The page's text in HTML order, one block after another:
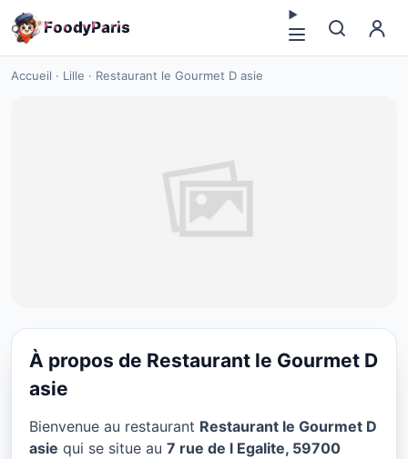
FoodyParis
Accueil · Lille · Restaurant le Gourmet D asie
CHINESE
asie à Lille
À propos de Restaurant le Gourmet D
asie
Bienvenue au restaurant Restaurant le Gourmet D
asie qui se situe au 7 rue de l Egalite, 59700